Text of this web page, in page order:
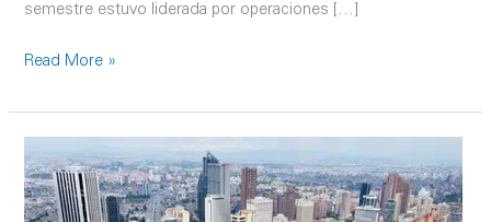
semestre estuvo liderada por operaciones […]
Read More »
Bogotá
Oficinas
2Q